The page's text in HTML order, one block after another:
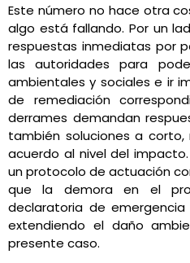
Este número no hace otra
algo está fallando. Por un
respuestas inmediatas por
las autoridades para
ambientales y sociales e ir
de remediación
derrames demandan
también soluciones a
acuerdo al nivel del
un protocolo de actuación
que la demora en el
declaratoria de
extendiendo el daño
presente caso.